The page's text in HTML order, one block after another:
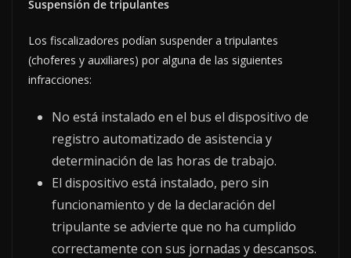
Suspensión de tripulantes
Los fiscalizadores podían suspender a tripulantes
(choferes y auxiliares) por alguna de las siguientes
infracciones:
No está instalado en el bus el dispositivo de
registro automatizado de asistencia y
determinación de las horas de trabajo.
El dispositivo está instalado, pero sin
funcionamiento y de la declaración del
tripulante se advierte que no ha cumplido
correctamente con sus jornadas y descansos.